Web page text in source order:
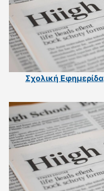
Σχολική Εφημερίδα